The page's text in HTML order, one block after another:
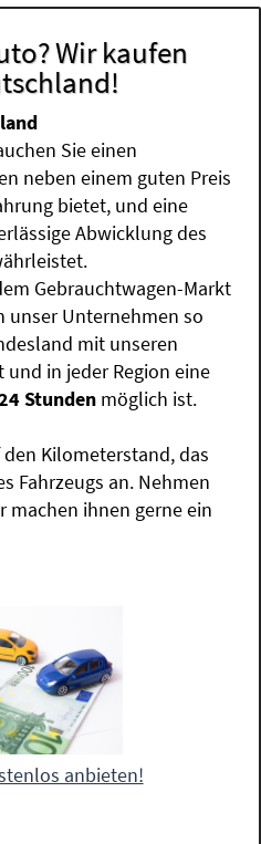
Wir kaufen
Sie einen
neben einem guten Preis
bietet, und eine
Abwicklung des
Gebrauchtwagen-Markt
unser Unternehmen so
mit unseren
in jeder Region eine
Stunden möglich ist.
Kilometerstand, das
Fahrzeugs an. Nehmen
machen ihnen gerne ein
anbieten!